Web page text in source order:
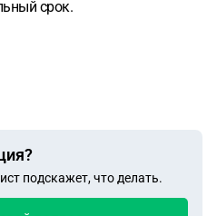
срок.
подскажет, что делать.